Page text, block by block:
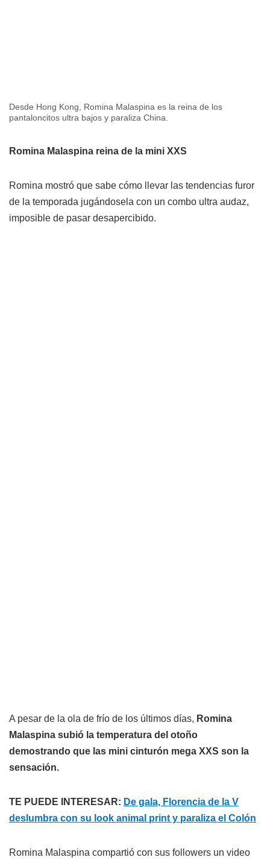
Desde Hong Kong, Romina Malaspina es la reina de los
pantaloncitos ultra bajos y paraliza China.
Romina Malaspina reina de la mini XXS
Romina mostró que sabe cómo llevar las tendencias furor
de la temporada jugándosela con un combo ultra audaz,
imposible de pasar desapercibido.
A pesar de la ola de frío de los últimos días, Romina
Malaspina subió la temperatura del otoño
demostrando que las mini cinturón mega XXS son la
sensación.
TE PUEDE INTERESAR: De gala, Florencia de la V
deslumbra con su look animal print y paraliza el Colón
Romina Malaspina compartió con sus followers un video